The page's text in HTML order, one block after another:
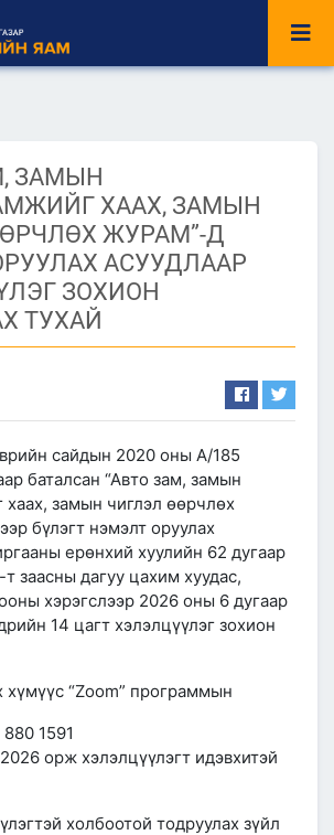
ЗАМЫН
ХААХ, ЗАМЫН
ЖУРАМ”-Д
АСУУДЛААР
ЗОХИОН
ТУХАЙ
сайдын 2020 оны А/185
баталсан “Авто зам, замын
хаах, замын чиглэл өөрчлөх
бүлэгт нэмэлт оруулах
ерөнхий хуулийн 62 дугаар
заасны дагуу цахим хуудас,
хэрэгслээр 2026 оны 6 дугаар
14 цагт хэлэлцүүлэг зохион
“Zoom” программын
1591
орж хэлэлцүүлэгт идэвхитэй
холбоотой тодруулах зүйл